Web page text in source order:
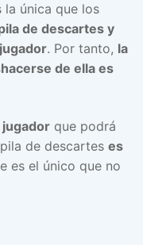
la única que los
de descartes y
. Por tanto, la
de ella es
jugador que podrá
de descartes es
es el único que no